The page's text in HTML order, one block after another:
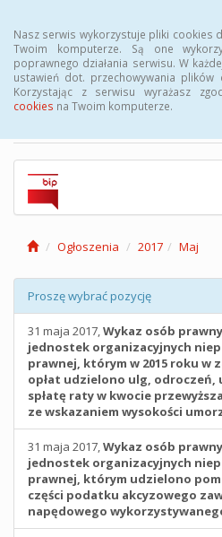
Nasz serwis wykorzystuje pliki cookies
Twoim komputerze. Są one
poprawnego działania serwisu. W
ustawień dot. przechowywania plików
Korzystając z serwisu wyrażasz
cookies na Twoim komputerze.
Biuletyn
Publicznej
Ogłoszenia 2017 Maj
Proszę wybrać pozycję
31 maja 2017,Wykaz osób
jednostek organizacyjnych
prawnej, którym w 2015 roku w
opłat udzielono ulg, odroczeń,
spłatę raty w kwocie
ze wskazaniem wysokości
31 maja 2017,Wykaz osób
jednostek organizacyjnych
prawnej, którym udzielono
części podatku akcyzowego
napędowego